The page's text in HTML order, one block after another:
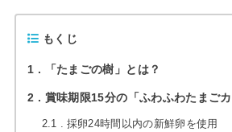
もくじ
1 「たまごの樹」とは？
2 賞味期限15分の「ふわふわたまごカ
2.1
採卵24時間以内の新鮮卵を使用